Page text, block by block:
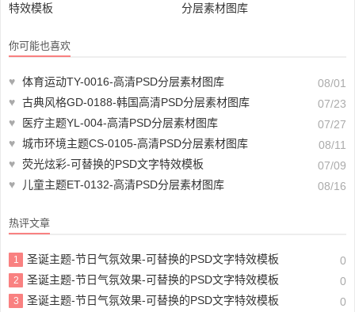
特效模板
分层素材图库
你可能也喜欢
♥ 体育运动TY-0016-高清PSD分层素材图库
08/01
♥ 古典风格GD-0188-韩国高清PSD分层素材图库
07/23
♥
医疗主题YL-004-高清PSD分层素材图库
07/27
♥ 城市环境主题CS-0105-高清PSD分层素材图库
08/11
♥ 荧光炫彩-可替换的PSD文字特效模板
07/09
♥
儿童主题ET-0132-高清PSD分层素材图库 08/16
热评文章
1 圣诞主题-节日气氛效果-可替换的PSD文字特效模板 0
2 圣诞主题-节日气氛效果-可替换的PSD文字特效模板 0
3 圣诞主题-节日气氛效果-可替换的PSD文字特效模板 0